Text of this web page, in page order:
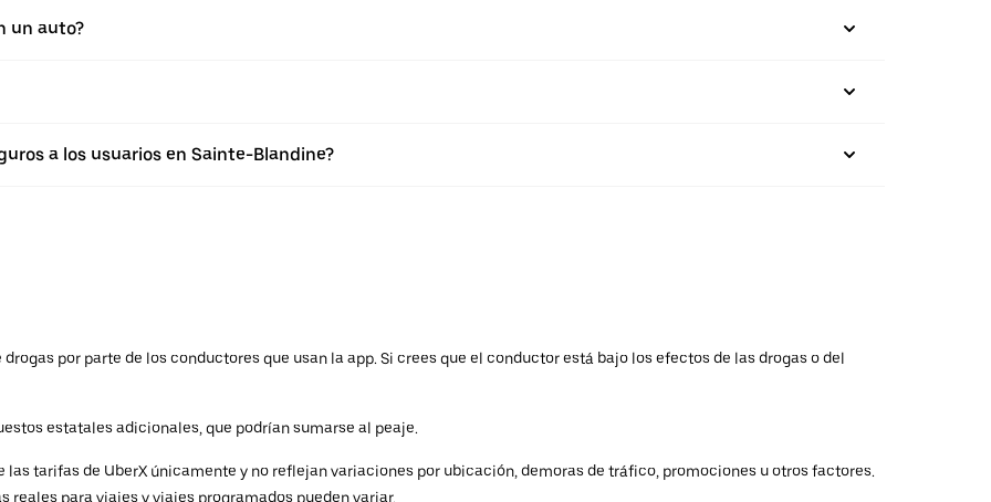
un auto?
a los usuarios en Sainte-Blandine?
por parte de los conductores que usan la app. Si crees que el conductor está bajo los efectos de las drogas o del
estatales adicionales, que podrían sumarse al peaje.
tarifas de UberX únicamente y no reflejan variaciones por ubicación, demoras de tráfico, promociones u otros factores.
para viajes y viajes programados pueden variar.